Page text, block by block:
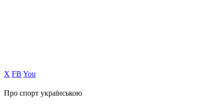
Х FB You
Про спорт українською